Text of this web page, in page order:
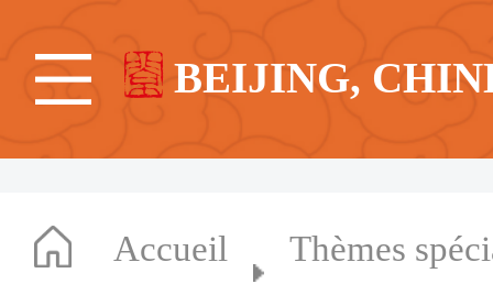
BEIJING,
Accueil
Thèmes